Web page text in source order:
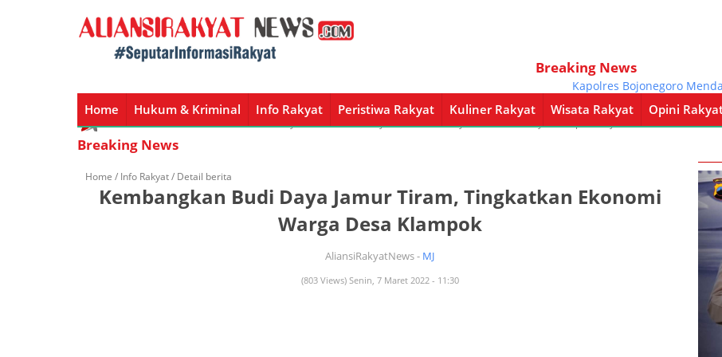
Breaking News
Kapolres Bojonegoro
Home Hukum & Kriminal Info Rakyat Peristiwa Rakyat Kuliner Rakyat Wisata Rakyat Opini
Home Hukum & Kriminal Info Rakyat Peristiwa Rakyat Kuliner Rakyat Wisata Rakyat Opini Rakyat Pemerintahan
Breaking News
Home / Info Rakyat/ Detail berita
Kembangkan Budi Daya Jamur Tiram, Tingkatkan Ekonomi
Warga Desa Klampok
AliansiRakyatNews - MJ
(803 Views) Senin, 7 Maret 2022 - 11:30